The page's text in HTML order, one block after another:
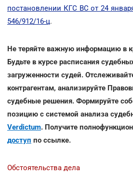
постановлении КГС ВС от 24
546/912/16-ц.
Не теряйте важную информацию в
Будьте в курсе расписания
загруженности судей.
контрагентам, анализируйте
судебные решения. Формируйте
позицию с системой анализа
Verdictum. Получите
доступ по ссылке.
Обстоятельства дела